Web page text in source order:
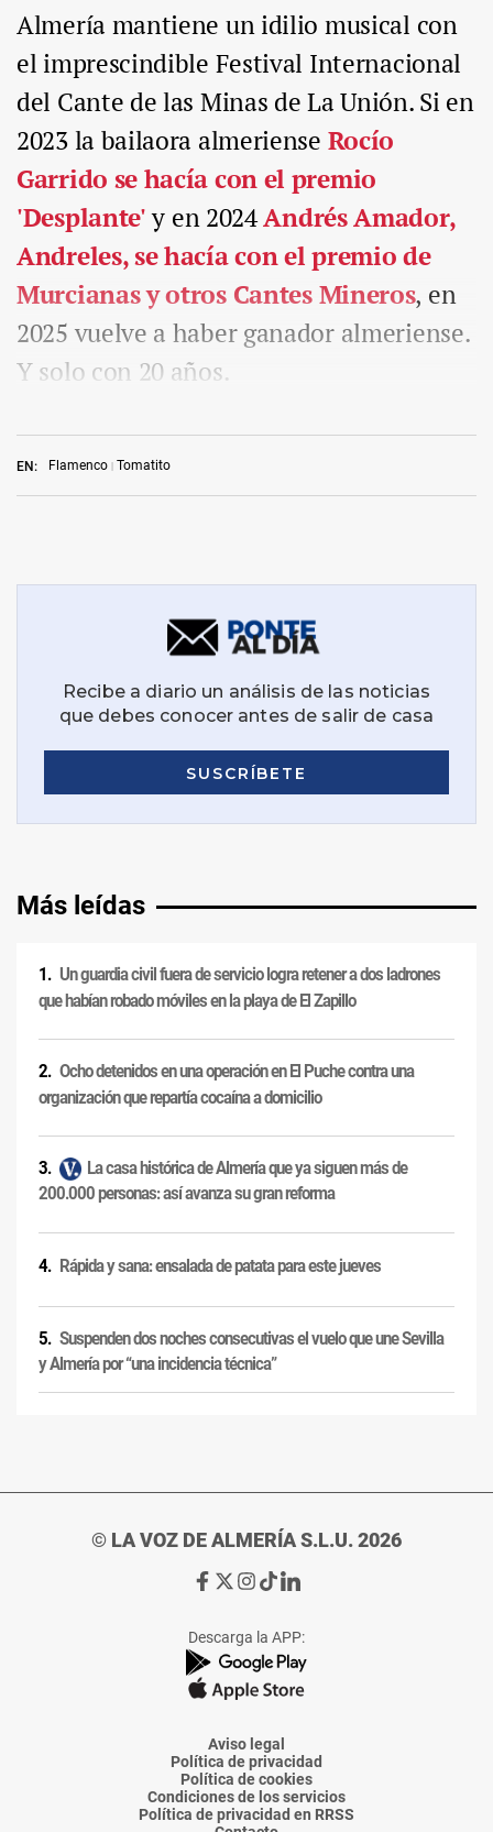
EN: Flamenco Tomatito
Almería mantiene un idilio musical con
el imprescindible Festival Internacional
del Cante de las Minas de La Unión. Si en
2023 la bailaora almeriense Rocío
Garrido se hacía con el premio
'Desplante'y en 2024Andrés Amador,
Andreles, se hacía con el premio de
Murcianas y otros Cantes Mineros, en
2025 vuelve a haber ganador almeriense.
Y solo con 20 años.
Más leídas
Un guardia civil fuera de servicio logra retener a dos ladrones
que habían robado móviles en la playa de El Zapillo
Ocho detenidos en una operación en El Puche contra una
organización que repartía cocaína a domicilio
La casa histórica de Almería que ya siguen más de
200.000 personas: así avanza su gran reforma
Rápida y sana: ensalada de patata para este jueves
Suspenden dos noches consecutivas el vuelo que une Sevilla
y Almería por “una incidencia técnica”
© LA VOZ DE ALMERÍA S.L.U. 2026
Ir
de
La
Voz
Almería
Ir
de
La
Voz
Almería
Ir
de
La
Voz
Almería
Ir
de
La
Voz
Almería
Ir
de
La
Voz
Descarga la APP:
Aviso legal
Política de privacidad
Política de cookies
Condiciones de los servicios
Política de privacidad en RRSS